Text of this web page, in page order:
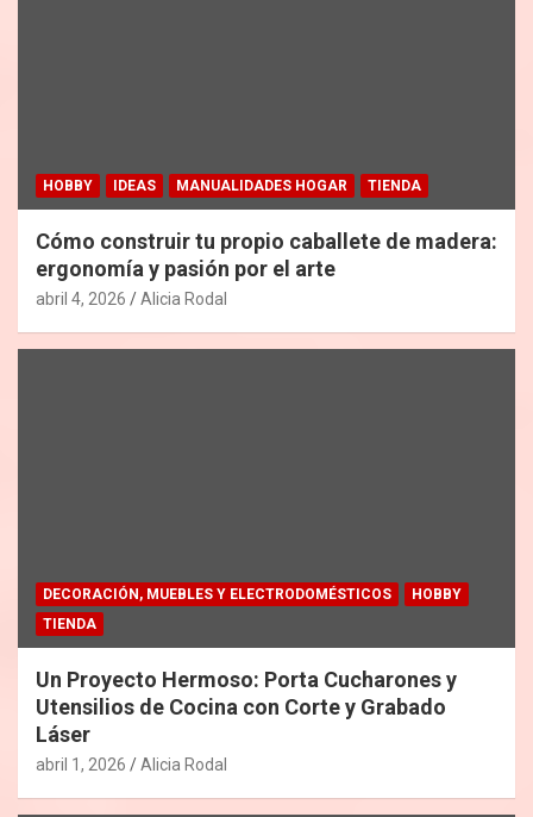
HOBBY IDEAS MANUALIDADES HOGAR TIENDA
Cómo construir tu propio caballete de madera:
ergonomía y pasión por el arte
abril 4, 2026 Alicia Rodal
DECORACIÓN, MUEBLES Y ELECTRODOMÉSTICOS
HOBBY
TIENDA
Un Proyecto Hermoso: Porta Cucharones y
Utensilios de Cocina con Corte y Grabado
Láser
abril 1, 2026 Alicia Rodal